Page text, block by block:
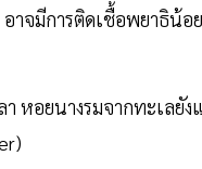
จมีการติดเชื้อพยาธิน้อ
หอยนางรมจากทะเลยั